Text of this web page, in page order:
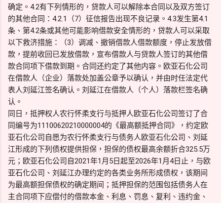
确定。4.2有下列情形的，贷款人可以解除本合同以及双方签订
的其他合同：4.2.1（7）征信报告出现不良记录。4.3发生第4.1
条、第4.2条或其他可能影响借款安全情形的，贷款人可以采取
以下救济措施：（3）调减、撤销借款人借款额度，停止发放借
款，提前收回已发放借款，宣布借款人与贷款人签订的其他借
款合同项下借款到期。合同还约定了其他内容。欧亚石化公司
在借款人（企业）落款处加盖公章予以确认，并由时任法定代
表人刘延江签名确认。刘延江在借款人（个人）落款栏签名确
认。
同日，抵押权人农行怀柔支行与抵押人欧亚石化公司签订了合
同编号为11100620210000004的《最高额抵押合同》，约定欧
亚石化公司自愿为农行怀柔支行与债务人欧亚石化公司、刘延
江形成的下列债权提供担保，担保的债权最高余额折合325.5万
元；欧亚石化公司自2021年1月5日起至2026年1月4日止，与欧
亚石化公司、刘延江办理约定的各类业务所形成债权，该期间
为最高额担保债权的确定期间；抵押担保的范围包括债务人在
主合同项下应偿付的借款本金、利息、罚息、复利、违约金、